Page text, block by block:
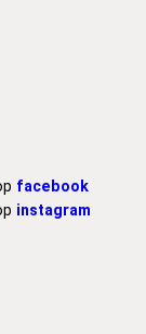
facebook
instagram